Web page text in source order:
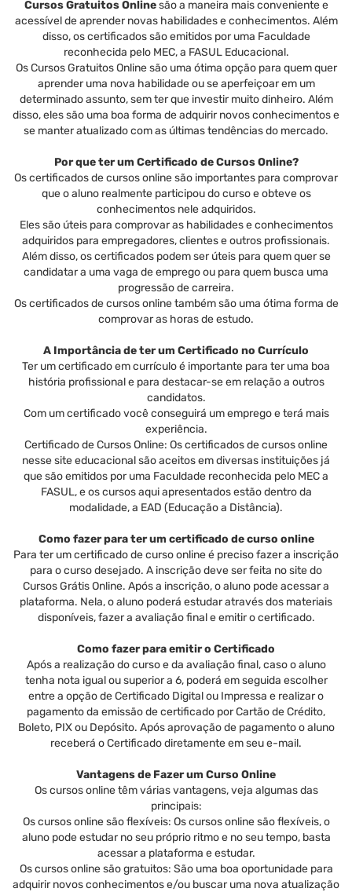
Cursos Gratuitos Onlinesão a maneira mais conveniente e
acessível de aprender novas habilidades e conhecimentos. Além
disso, os certificados são emitidos por uma Faculdade
reconhecida pelo MEC, a FASUL Educacional.
Os Cursos Gratuitos Online são uma ótima opção para quem quer
aprender uma nova habilidade ou se aperfeiçoar em um
determinado assunto, sem ter que investir muito dinheiro. Além
disso, eles são uma boa forma de adquirir novos conhecimentos e
se manter atualizado com as últimas tendências do mercado.
Por que ter um Certificado de Cursos Online?
Os certificados de cursos online são importantes para comprovar
que o aluno realmente participou do curso e obteve os
conhecimentos nele adquiridos.
Eles são úteis para comprovar as habilidades e conhecimentos
adquiridos para empregadores, clientes e outros profissionais.
Além disso, os certificados podem ser úteis para quem quer se
candidatar a uma vaga de emprego ou para quem busca uma
progressão de carreira.
Os certificados de cursos online também são uma ótima forma de
comprovar as horas de estudo.
A Importância de ter um Certificado no Currículo
Ter um certificado em currículo é importante para ter uma boa
história profissional e para destacar-se em relação a outros
candidatos.
Com um certificado você conseguirá um emprego e terá mais
experiência.
Certificado de Cursos Online: Os certificados de cursos online
nesse site educacional são aceitos em diversas instituições já
que são emitidos por uma Faculdade reconhecida pelo MEC a
FASUL, e os cursos aqui apresentados estão dentro da
modalidade, a EAD (Educação a Distância).
Como fazer para ter um certificado de curso online
Para ter um certificado de curso online é preciso fazer a inscrição
para o curso desejado. A inscrição deve ser feita no site do
Cursos Grátis Online. Após a inscrição, o aluno pode acessar a
plataforma. Nela, o aluno poderá estudar através dos materiais
disponíveis, fazer a avaliação final e emitir o certificado.
Como fazer para emitir o Certificado
Após a realização do curso e da avaliação final, caso o aluno
tenha nota igual ou superior a 6, poderá em seguida escolher
entre a opção de Certificado Digital ou Impressa e realizar o
pagamento da emissão de certificado por Cartão de Crédito,
Boleto, PIX ou Depósito. Após aprovação de pagamento o aluno
receberá o Certificado diretamente em seu e-mail.
Vantagens de Fazer um Curso Online
Os cursos online têm várias vantagens, veja algumas das
principais:
Os cursos online são flexíveis: Os cursos online são flexíveis, o
aluno pode estudar no seu próprio ritmo e no seu tempo, basta
acessar a plataforma e estudar.
Os cursos online são gratuitos: São uma boa oportunidade para
adquirir novos conhecimentos e/ou buscar uma nova atualização